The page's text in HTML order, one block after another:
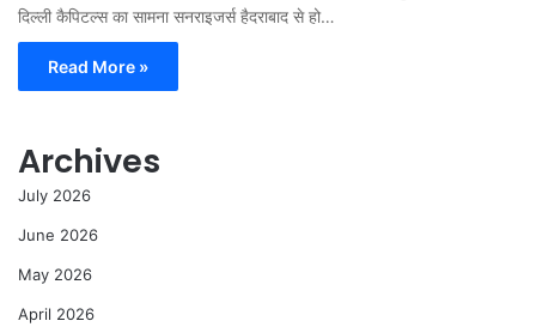
दिल्‍ली कैपिटल्‍स का सामना सनराइजर्स हैदराबाद से हो…
Read More »
Archives
July 2026
June 2026
May 2026
April 2026